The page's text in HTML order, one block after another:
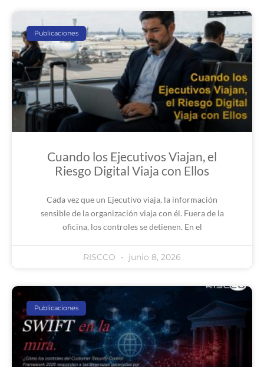
Publicaciones
Cuando los Ejecutivos Viajan, el
Riesgo Digital Viaja con Ellos
Cada vez que un Ejecutivo viaja, la información
sensible de la organización viaja con él. Fuera de la
oficina, los controles se detienen. En el
RISCCO junio 8, 2026
Publicaciones